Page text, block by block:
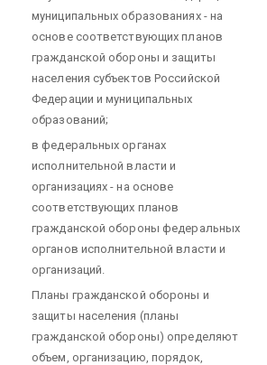
муниципальных образованиях - на
основе соответствующих планов
гражданской обороны и защиты
населения субъектов Российской
Федерации и муниципальных
образований;
в федеральных органах
исполнительной власти и
организациях - на основе
соответствующих планов
гражданской обороны федеральных
органов исполнительной власти и
организаций.
Планы гражданской обороны и
защиты населения (планы
гражданской обороны) определяют
объем, организацию, порядок,